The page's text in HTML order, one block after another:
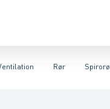
El
Rør
Spjæld
MSpirorør på 3 M